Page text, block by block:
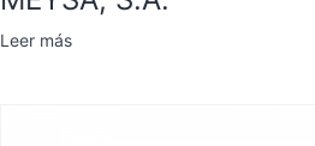
Leer más